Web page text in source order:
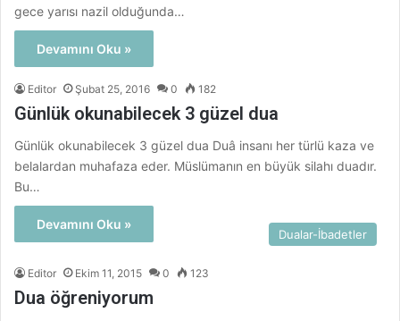
gece yarısı nazil olduğunda…
Devamını Oku »
Editor Şubat 25, 2016 0 182
Günlük okunabilecek 3 güzel dua
Günlük okunabilecek 3 güzel dua Duâ insanı her türlü kaza ve
belalardan muhafaza eder. Müslümanın en büyük silahı duadır.
Bu…
Devamını Oku »
Dualar-İbadetler
Editor Ekim 11, 2015 0 123
Dua öğreniyorum